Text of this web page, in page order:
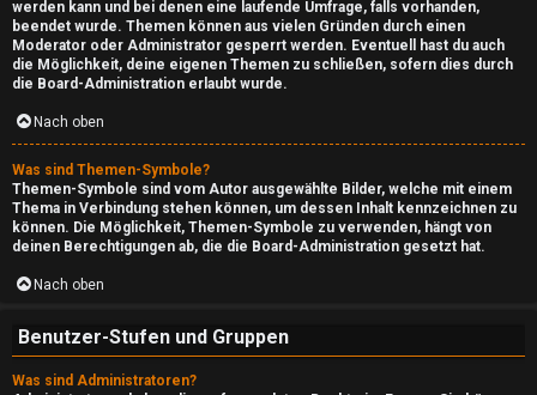
werden kann und bei denen eine laufende Umfrage, falls vorhanden,
beendet wurde. Themen können aus vielen Gründen durch einen
Moderator oder Administrator gesperrt werden. Eventuell hast du auch
die Möglichkeit, deine eigenen Themen zu schließen, sofern dies durch
die Board-Administration erlaubt wurde.
Nach oben
Was sind Themen-Symbole?
Themen-Symbole sind vom Autor ausgewählte Bilder, welche mit einem
Thema in Verbindung stehen können, um dessen Inhalt kennzeichnen zu
können. Die Möglichkeit, Themen-Symbole zu verwenden, hängt von
deinen Berechtigungen ab, die die Board-Administration gesetzt hat.
Nach oben
Benutzer-Stufen und Gruppen
Was sind Administratoren?
a
d
o
n
l
y
]
↳